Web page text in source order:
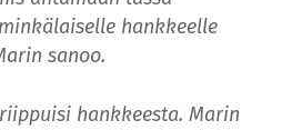
hankkeelle
sanoo.
hankkeesta. Marin